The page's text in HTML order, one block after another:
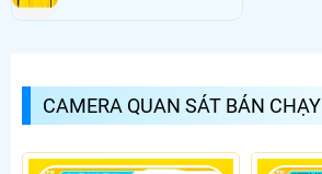
CAMERA QUAN SÁT BÁN CHẠY